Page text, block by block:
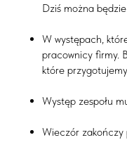
Dziś można
W występach,
pracownicy firmy.
które
Występ zespołu
Wieczór zakończy